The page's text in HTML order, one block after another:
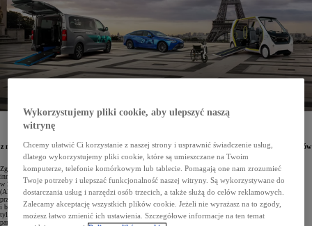
Specjalnie na Igrzyska Olimpijskie i Paraolimpijskie w Paryżu 2024 Toyota stworzyła dwa nowe
pojazdy elektryczne ułatwiające poruszanie się osobom z ograniczeniami ruchowymi. 4-osobowy
z niepełnosprawnościami, jak i towarów, natomiast urządzenie e-puller ma służyć do ciągnięcia wózków
inwalidzkich.
Zgodnie z koncepcją mobilności dla wszystkich (Mobility for All) Toyota przedstawiła właśnie dwa
innowacyjne rozwiązania służące uczestnikom Letnich Igrzysk Olimpijskich i Paraolimpijskich w Paryżu
w 2024 roku, niezależnie od ich stopnia sprawności. Są to pojazdy elektryczne Accessible People Movers
(APM) pomagające w transporcie osób z niepełnosprawnościami oraz elektryczne urządzenia e-puller
przeznaczone do ciągnięcia wózków inwalidzkich. Oba produkty mają zapewnić swobodne, ekologiczne
i bezpieczne przemieszczanie się sportowcom, ich rodzinom, personelowi, wolontariuszom i widzom. To nie
tylko innowacyjne rozwiązania technologiczne, ale również wyraz zaangażowania Toyoty jako światowego
partnera Międzynarodowego Komitetu Olimpijskiego (MKOl) oraz Międzynarodowego Komitetu
Wykorzystujemy pliki cookie, aby ulepszyć naszą
witrynę
Chcemy ułatwić Ci korzystanie z naszej strony i usprawnić świadczenie usług,
dlatego wykorzystujemy pliki cookie, które są umieszczane na Twoim
komputerze, telefonie komórkowym lub tablecie. Pomagają one nam zrozumieć
Twoje potrzeby i ulepszać funkcjonalność naszej witryny. Są wykorzystywane do
dostarczania usług i narzędzi osób trzecich, a także służą do celów reklamowych.
Zalecamy akceptację wszystkich plików cookie. Jeżeli nie wyrażasz na to zgody,
możesz łatwo zmienić ich ustawienia. Szczegółowe informacje na ten temat